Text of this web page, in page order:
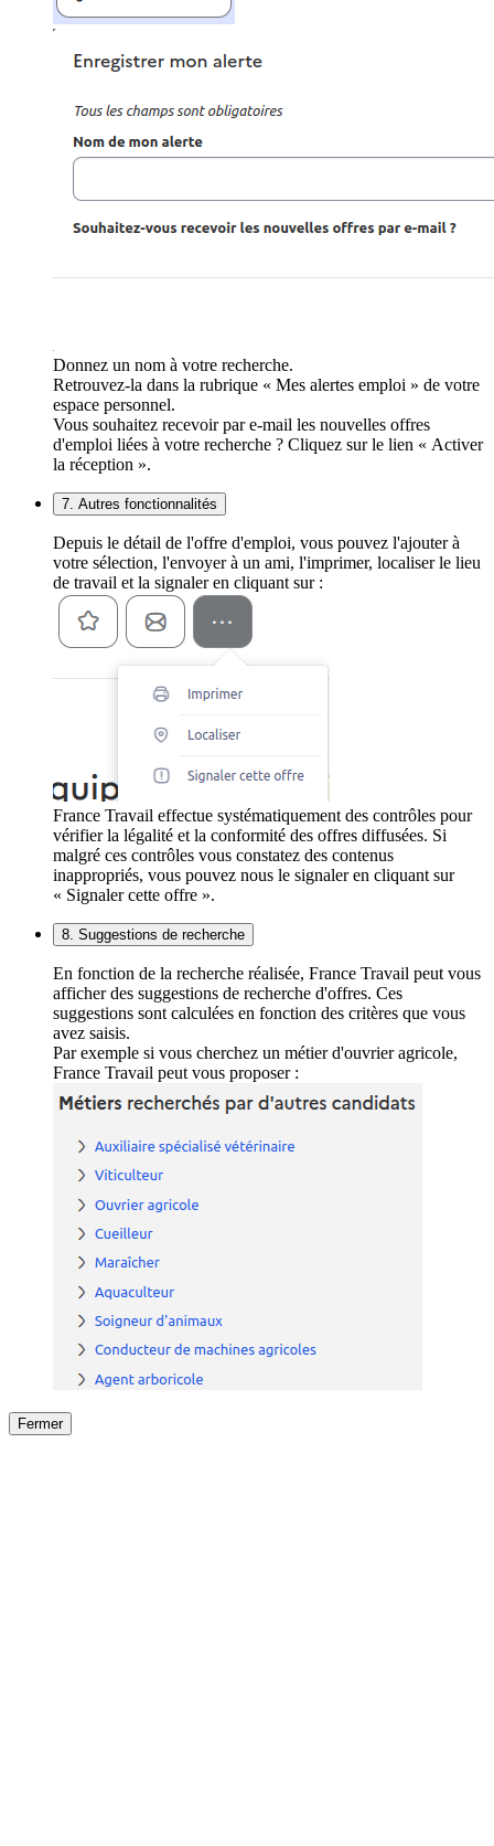
Donnez un nom à votre recherche.
Retrouvez-la dans la rubrique « Mes alertes emploi » de votre
espace personnel.
Vous souhaitez recevoir par e-mail les nouvelles offres
d'emploi liées à votre recherche ? Cliquez sur le lien « Activer
la réception ».
7. Autres fonctionnalités
Depuis le détail de l'offre d'emploi, vous pouvez l'ajouter à
votre sélection, l'envoyer à un ami, l'imprimer, localiser le lieu
de travail et la signaler en cliquant sur :
France Travail effectue systématiquement des contrôles pour
vérifier la légalité et la conformité des offres diffusées. Si
malgré ces contrôles vous constatez des contenus
inappropriés, vous pouvez nous le signaler en cliquant sur
« Signaler cette offre ».
8. Suggestions de recherche
En fonction de la recherche réalisée, France Travail peut vous
afficher des suggestions de recherche d'offres. Ces
suggestions sont calculées en fonction des critères que vous
avez saisis.
Par exemple si vous cherchez un métier d'ouvrier agricole,
France Travail peut vous proposer :
Fermer